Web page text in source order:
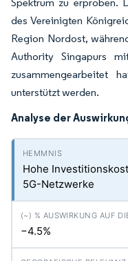
des Vereinigten
Region Nordost,
Authority Singapurs
zusammengearbeitet
unterstützt werden.
Analyse der
Hohe
5G-Netzwerke
−4.5%